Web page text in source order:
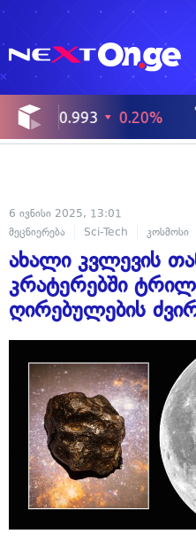
6 ივნისი 2025, 13:01
მეცნიერება
Sci-Tech კოსმოსი
ახალი კვლევის
კრატერებში
ღირებულების